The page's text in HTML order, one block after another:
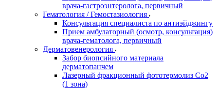
врача-гастроэнтеролога, первичный
Гематология / Гемостазиология
Консультация специалиста по антиэйджингу
Прием амбулаторный (осмотр, консультация)
врача-гематолога, первичный
Дерматовенерология
Забор биопсийного материала
дерматопанчем
Лазерный фракционный фототермолиз Со2
(1 зона)